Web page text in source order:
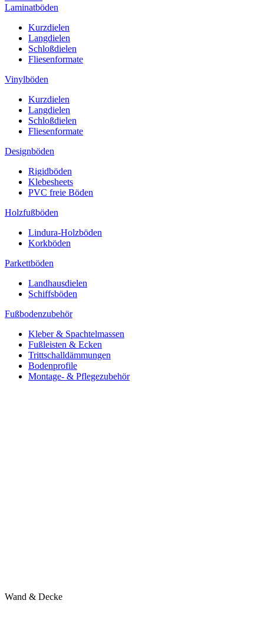
Laminatböden
Kurzdielen
Langdielen
Schloßdielen
Fliesenformate
Vinylböden
Kurzdielen
Langdielen
Schloßdielen
Fliesenformate
Designböden
Rigidböden
Klebesheets
PVC freie Böden
Holzfußböden
Lindura-Holzböden
Korkböden
Parkettböden
Landhausdielen
Schiffsböden
Fußbodenzubehör
Kleber & Spachtelmassen
Fußleisten & Ecken
Trittschalldämmungen
Bodenprofile
Montage- & Pflegezubehör
Wand & Decke